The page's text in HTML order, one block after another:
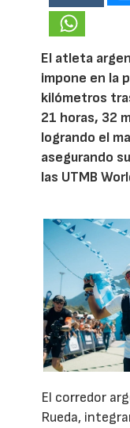
El atleta
impone en la
kilómetros
21 horas, 32
logrando el
asegurando
las UTMB
El corredor
Rueda,